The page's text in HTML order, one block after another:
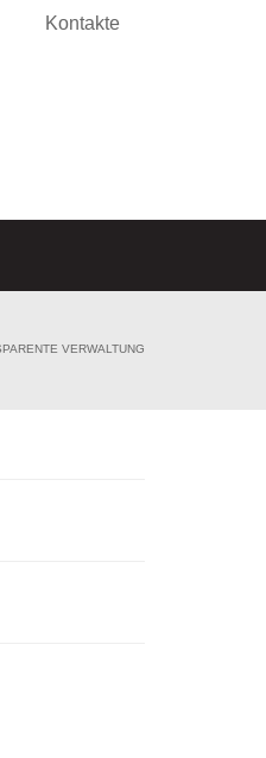
Kontakte
VERWALTUNG